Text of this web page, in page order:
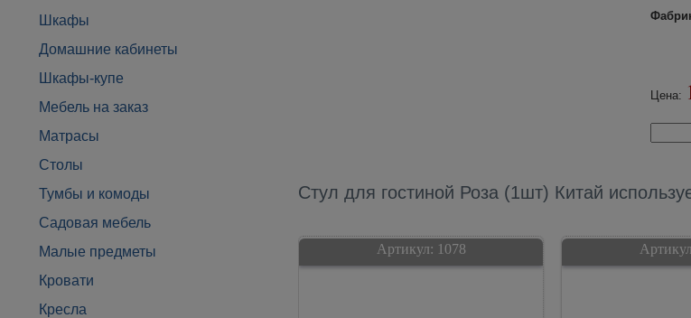
Шкафы
Домашние кабинеты
Шкафы-купе
Мебель на заказ
Матрасы
Столы
Тумбы и комоды
Садовая мебель
Малые предметы
Кровати
Кресла
Цена:
Стул для гостиной Роза (1шт) Китай
Артикул: 1078